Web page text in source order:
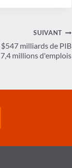
SUIVANT
milliards de PIB
millions d'emplois